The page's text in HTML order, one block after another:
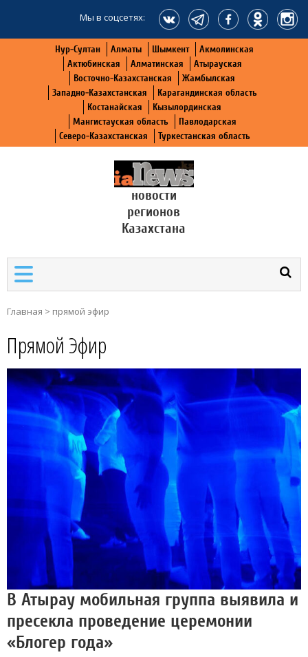
Мы в соцсетях:
Нур-Султан Алматы Шымкент
Акмолинская
Актюбинская
Алматинская
Атырауская
Восточно-Казахстанская
Жамбылская
Западно-Казахстанская
Карагандинская область
Костанайская
Кызылординская
Мангистауская область
Павлодарская
Северо-Казахстанская
Туркестанская область
новости
регионов
Казахстана
Главная > прямой эфир
Прямой Эфир
В Атырау мобильная группа выявила и
пресекла проведение церемонии
«Блогер года»